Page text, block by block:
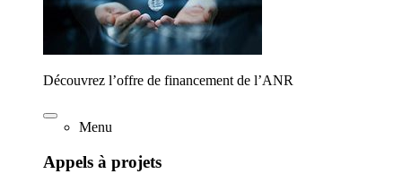
Découvrez l’offre de financement de l’ANR
Menu
Appels à projets